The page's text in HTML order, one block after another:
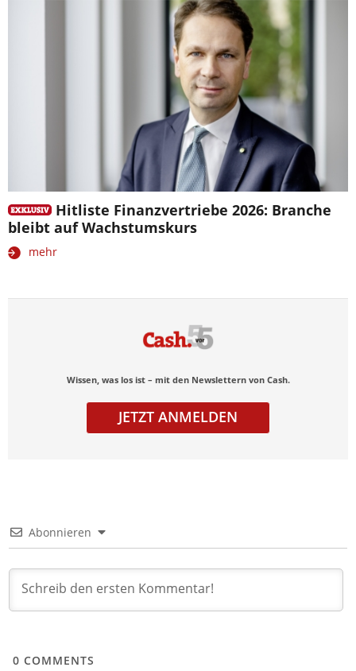
Hitliste Finanzvertriebe 2026: Branche
bleibt auf Wachstumskurs
mehr
Wissen, was los ist – mit den Newslettern von Cash.
JETZT ANMELDEN
Abonnieren
0 COMMENTS